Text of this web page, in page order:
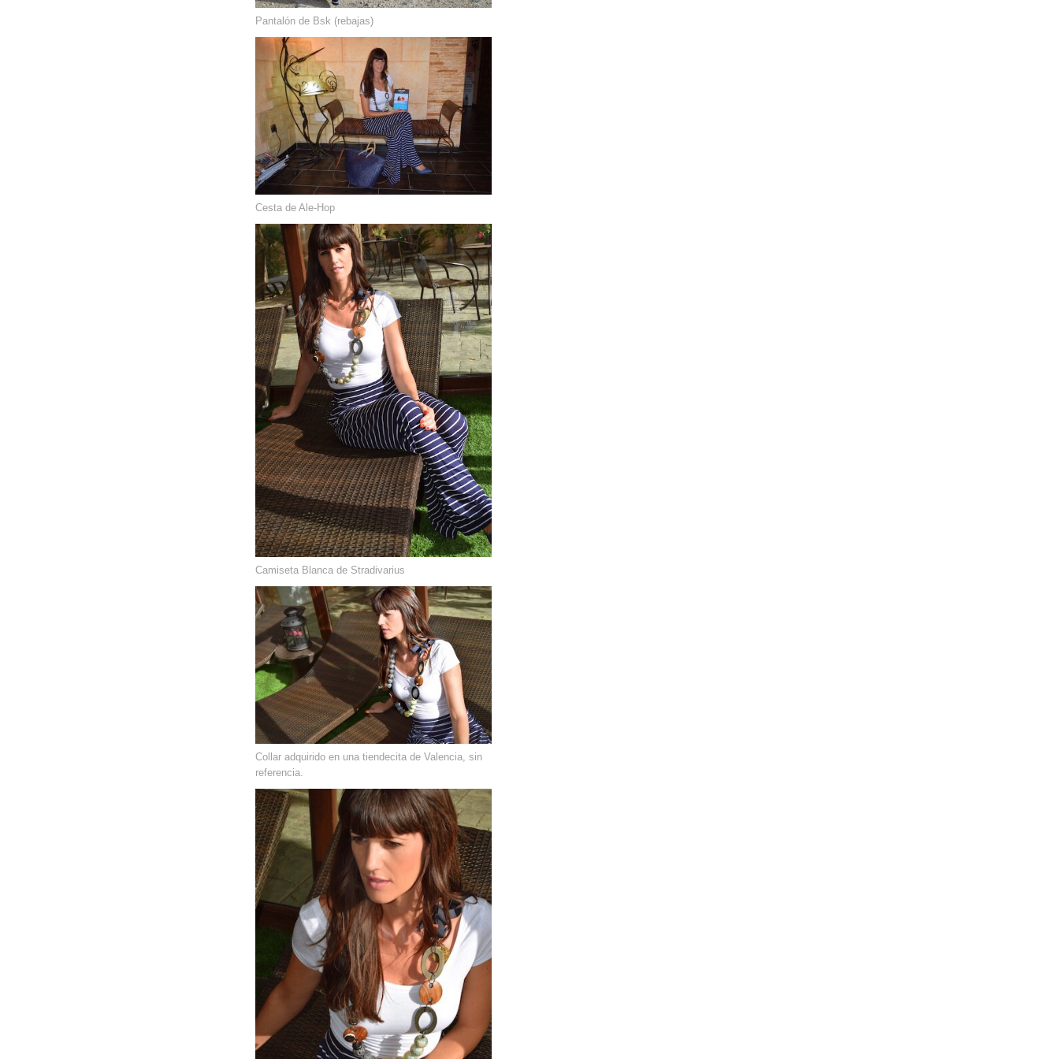
Pantalón de Bsk (rebajas)
Cesta de Ale-Hop
Camiseta Blanca de Stradivarius
Collar adquirido en una tiendecita de Valencia, sin
referencia.